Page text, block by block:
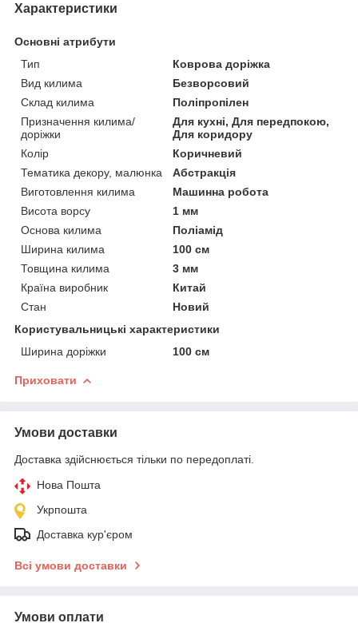
Характеристики
Основні атрибути
Тип
Коврова доріжка
Вид килима
Безворсовий
Склад килима
Поліпропілен
Призначення килима/
доріжки
Для кухні, Для передпокою,
Для коридору
Колір
Коричневий
Тематика декору, малюнка
Абстракція
Виготовлення килима
Машинна робота
Висота ворсу
1 мм
Основа килима
Поліамід
Ширина килима
100 см
Товщина килима
3 мм
Країна виробник
Китай
Стан
Новий
Користувальницькі характеристики
Ширина доріжки
100 см
Приховати
Умови доставки
Доставка здійснюється тільки по передоплаті.
Нова Пошта
Укрпошта
Доставка кур'єром
Всі умови доставки
Умови оплати